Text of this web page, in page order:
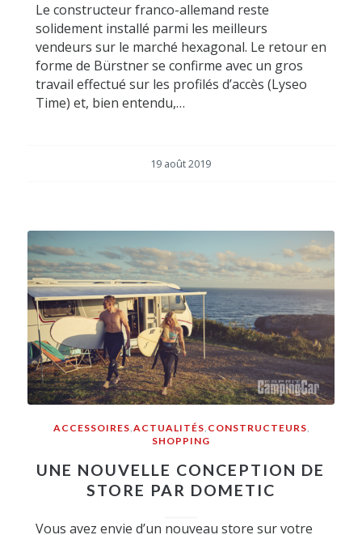
Le constructeur franco-allemand reste
solidement installé parmi les meilleurs
vendeurs sur le marché hexagonal. Le retour en
forme de Bürstner se confirme avec un gros
travail effectué sur les profilés d’accès (Lyseo
Time) et, bien entendu,…
19 août 2019
ACCESSOIRES ACTUALITÉS CONSTRUCTEURS
SHOPPING
UNE NOUVELLE CONCEPTION DE
STORE PAR DOMETIC
Vous avez envie d’un nouveau store sur votre